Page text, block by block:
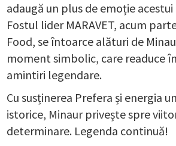
adaugă un plus de emoție
Fostul lider MARAVET, acum
Food, se întoarce alături de
moment simbolic, care readuce
amintiri legendare.
Cu susținerea Prefera și energia
istorice, Minaur privește spre
determinare. Legenda continuă!